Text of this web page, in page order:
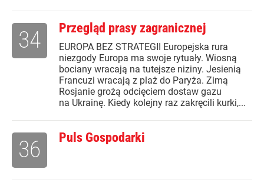
Przegląd prasy zagranicznej
EUROPA BEZ STRATEGII Europejska rura
niezgody Europa ma swoje rytuały. Wiosną
bociany wracają na tutejsze niziny. Jesienią
Francuzi wracają z plaż do Paryża. Zimą
Rosjanie grożą odcięciem dostaw gazu
na Ukrainę. Kiedy kolejny raz zakręcili kurki,...
34
Puls Gospodarki
36